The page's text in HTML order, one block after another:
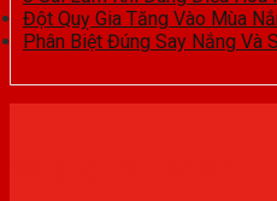
Đột Quỵ Gia Tăng Vào Mùa
Phân Biệt Đúng Say Nắng Và